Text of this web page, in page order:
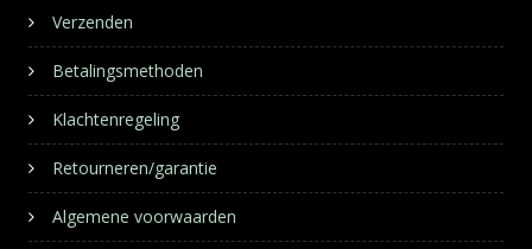
Verzenden
Betalingsmethoden
Klachtenregeling
Retourneren/garantie
Algemene voorwaarden